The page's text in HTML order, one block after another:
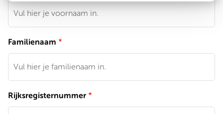
Familienaam
Rijksregisternummer